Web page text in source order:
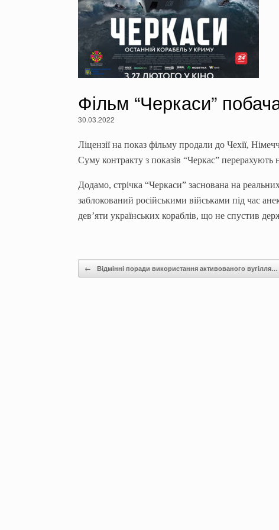
Фільм “Черкаси”
30.03.2022
Ліцензії на показ фільму продали до Чехії,
Суму контракту з показів “Черкас”
Додамо, стрічка “Черкаси” заснована на
заблокований російськими військами під час
дев’яти українських кораблів, що не спустив
Post navigation
← Відмінні поради використання активованого вугілля…